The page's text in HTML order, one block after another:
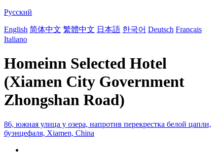
Русский
English 简体中文 繁體中文 日本語 한국어 Deutsch Français
Italiano
Homeinn Selected Hotel
(Xiamen City Government
Zhongshan Road)
86, южная улица у озера, напротив перекрестка белой цапли,
буэнцефаля, Xiamen, China